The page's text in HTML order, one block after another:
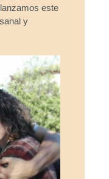
este
y